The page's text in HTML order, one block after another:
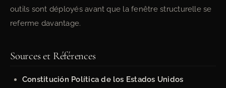
outils sont déployés avant que la fenêtre structurelle se
referme davantage.
Sources et Références
Constitución Política de los Estados Unidos